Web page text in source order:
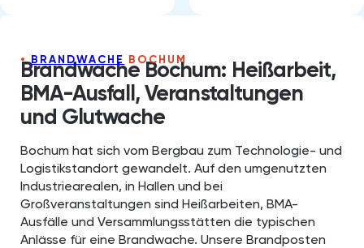
BRANDWACHE BOCHUM
Brandwache Bochum: Heißarbeit,
BMA-Ausfall, Veranstaltungen
und Glutwache
Bochum hat sich vom Bergbau zum Technologie- und
Logistikstandort gewandelt. Auf den umgenutzten
Industriearealen, in Hallen und bei
Großveranstaltungen sind Heißarbeiten, BMA-
Ausfälle und Versammlungsstätten die typischen
Anlässe für eine Brandwache. Unsere Brandposten